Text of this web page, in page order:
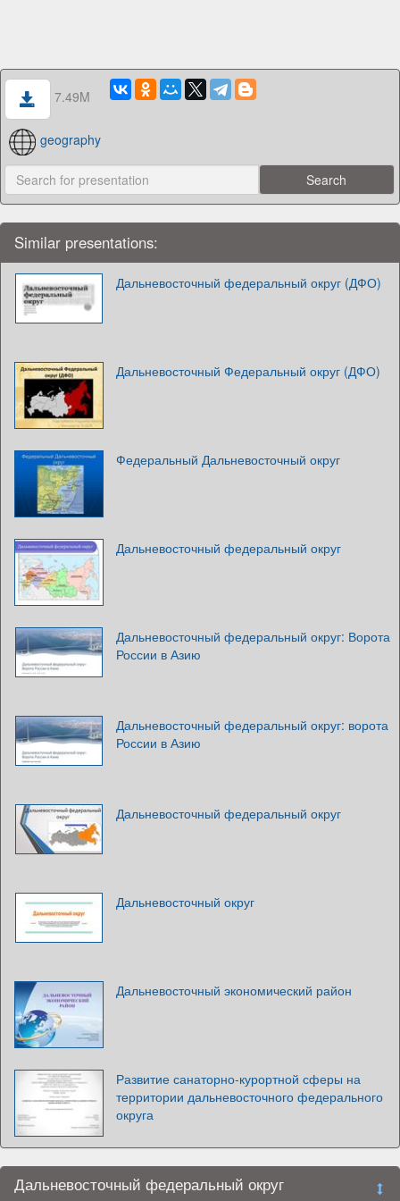
7.49M
geography
Similar presentations:
Дальневосточный федеральный округ (ДФО)
Дальневосточный Федеральный округ (ДФО)
Федеральный Дальневосточный округ
Дальневосточный федеральный округ
Дальневосточный федеральный округ: Ворота
России в Азию
Дальневосточный федеральный округ: ворота
России в Азию
Дальневосточный федеральный округ
Дальневосточный округ
Дальневосточный экономический район
Развитие санаторно-курортной сферы на
территории дальневосточного федерального
округа
Дальневосточный федеральный округ